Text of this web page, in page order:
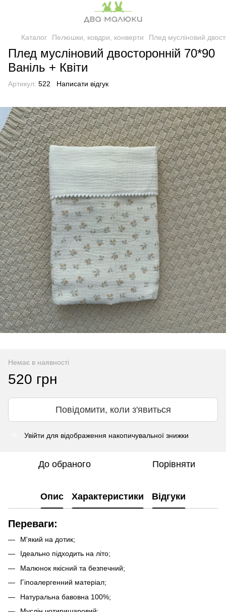
Каталог Пелюшки, ковдри, конверти Плед мусліновий
Плед мусліновий двосторонній 70*90
Ваніль + Квіти
Артикул: 522 Написати відгук
Немає в наявності
520 грн
Повідомити, коли з'явиться
Увійти для відображення накопичувальної знижки
До обраного Порівняти
Опис Характеристики Відгуки
Переваги:
М'який на дотик;
Ідеально підходить на літо;
Малюнок якісний та безпечний;
Гіпоалергенний матеріал;
Натуральна бавовна 100%;